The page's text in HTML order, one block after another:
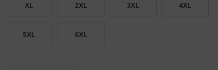
XL 2XL 3XL 4XL
5XL 6XL